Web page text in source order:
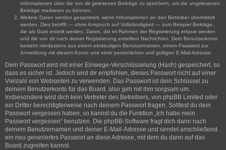
Informationen über die von dir gelesenen Beiträge zu speichern, um die ungelesenen
Beiträge markieren zu können.
Weitere Daten werden gesammelt, wenn Informationen an den Betreiber übermittelt
werden. Dies betrifft — ohne Anspruch auf Vollständigkeit — zum Beispiel Beiträge,
die als Gast erstellt werden, Daten, die im Rahmen der Registrierung erfasst werden
und die von dir nach deiner Registrierung erstellten Nachrichten. Dein Benutzerkonto
besteht mindestens aus einem eindeutigen Benutzernamen, einem Passwort zur
Anmeldung mit diesem Konto und einer persönlichen und gültigen E-Mail-Adresse.
Dein Passwort wird mit einer Einwege-Verschlüsselung (Hash) gespeichert, so
dass es sicher ist. Jedoch wird dir empfohlen, dieses Passwort nicht auf einer
Vielzahl von Webseiten zu verwenden. Das Passwort ist dein Schlüssel zu
deinem Benutzerkonto für das Board, also geh mit ihm sorgsam um.
Insbesondere wird dich kein Vertreter des Betreibers, von phpBB Limited oder
ein Dritter berechtigterweise nach deinem Passwort fragen. Solltest du dein
Passwort vergessen haben, so kannst du die Funktion „Ich habe mein
Passwort vergessen“ benutzen. Die phpBB-Software fragt dich dann nach
deinem Benutzernamen und deiner E-Mail-Adresse und sendet anschließend
ein neu generiertes Passwort an diese Adresse, mit dem du dann auf das
Board zugreifen kannst.